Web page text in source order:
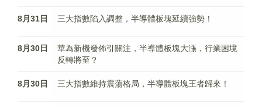
8月31日 三大指數陷入調整，半導體板塊延續強勢！
8月30日
華為新機發佈引關注，半導體板塊大漲，行業困境
反轉將至？
8月30日 三大指數維持震蕩格局，半導體板塊王者歸來！